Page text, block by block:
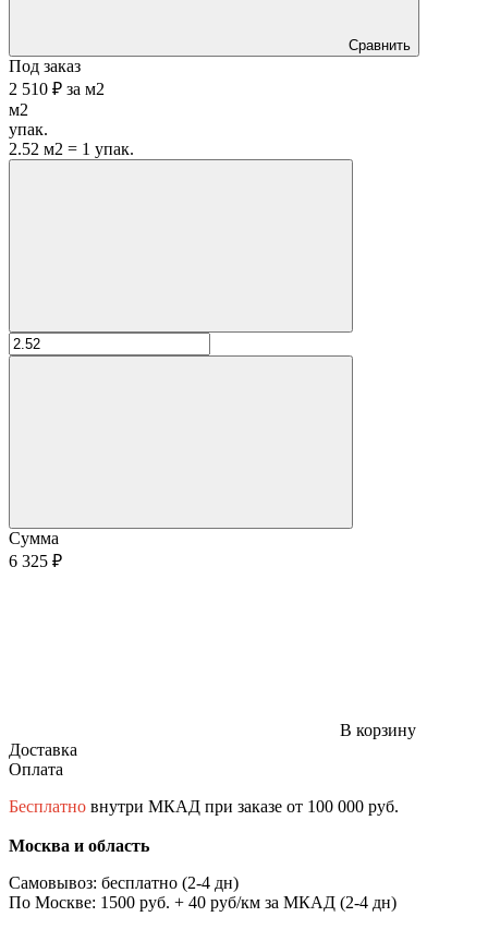
Сравнить
Под заказ
2 510 ₽ за м2
м2
упак.
2.52 м2 = 1 упак.
Сумма
6 325 ₽
В корзину
Доставка
Оплата
Бесплатно внутри МКАД при заказе от 100 000 руб.
Москва и область
Самовывоз: бесплатно (2-4 дн)
По Москве: 1500 руб. + 40 руб/км за МКАД (2-4 дн)